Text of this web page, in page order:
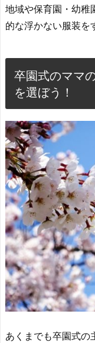
地域や保育園・幼稚
的な浮かない服装を
卒園式のママ
を選ぼう！
あくまでも卒園式の